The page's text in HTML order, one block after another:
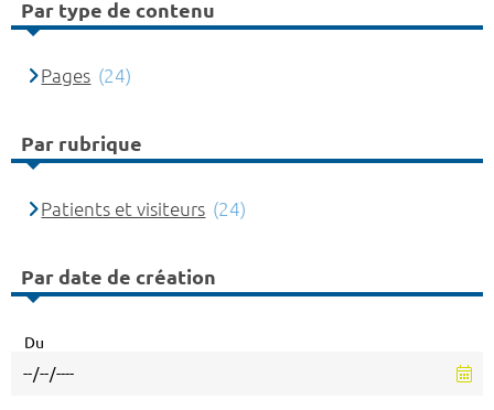
Par type de contenu
Pages (24)
Par rubrique
Patients et visiteurs (24)
Par date de création
Du